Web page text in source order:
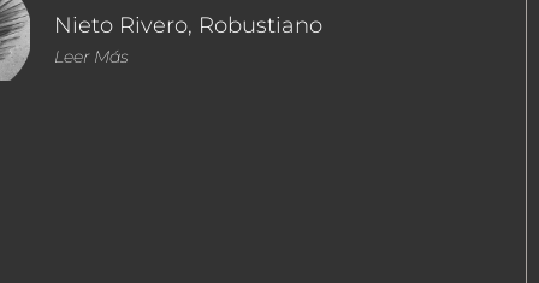
Nieto Rivero, Robustiano
Leer Más